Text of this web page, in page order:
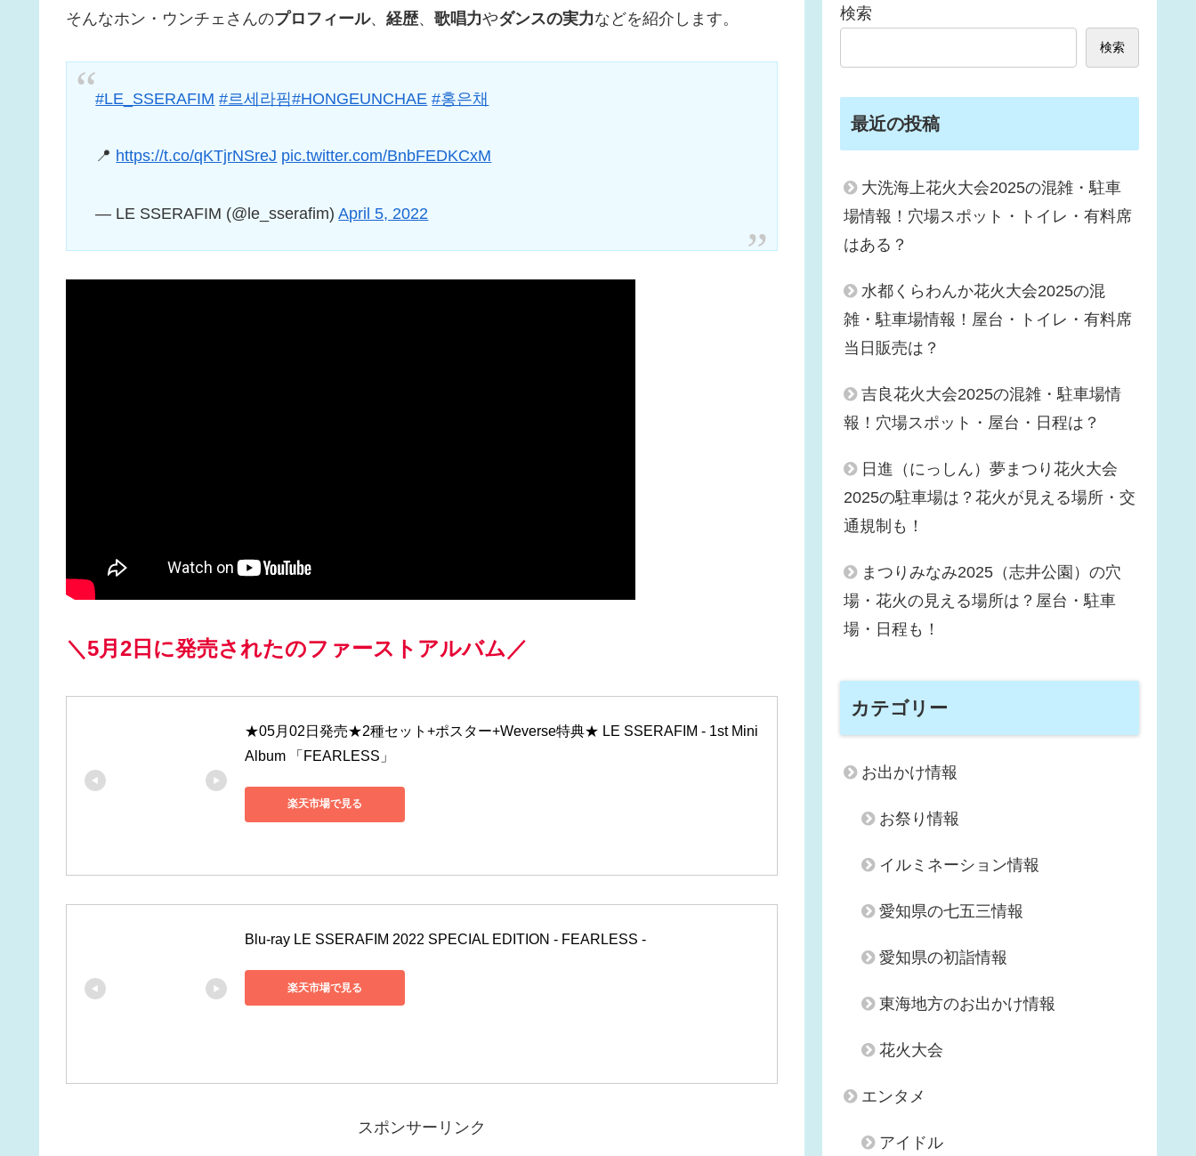
そんなホン・ウンチェさんのプロフィール、 経歴、 歌唱力やダンスの実力などを紹介します。
#LE_SSERAFIM #르세라핌#HONGEUNCHAE #홍은채
📍 https://t.co/qKTjrNSreJ pic.twitter.com/BnbFEDKCxM
— LE SSERAFIM (@le_sserafim)April 5, 2022
＼5月2日に発売されたのファーストアルバム／
★05月02日発売★2種セット+ポスター+Weverse特典★ LE SSERAFIM - 1st Mini
Album 「FEARLESS」
楽天市場で見る
Blu-ray LE SSERAFIM 2022 SPECIAL EDITION - FEARLESS -
楽天市場で見る
スポンサーリンク
検索
検索
最近の投稿
大洗海上花火大会2025の混雑・駐車
場情報！穴場スポット・トイレ・有料席
はある？
水都くらわんか花火大会2025の混
雑・駐車場情報！屋台・トイレ・有料席
当日販売は？
吉良花火大会2025の混雑・駐車場情
報！穴場スポット・屋台・日程は？
日進（にっしん）夢まつり花火大会
2025の駐車場は？花火が見える場所・交
通規制も！
まつりみなみ2025（志井公園）の穴
場・花火の見える場所は？屋台・駐車
場・日程も！
カテゴリー
お出かけ情報
お祭り情報
イルミネーション情報
愛知県の七五三情報
愛知県の初詣情報
東海地方のお出かけ情報
花火大会
エンタメ
アイドル